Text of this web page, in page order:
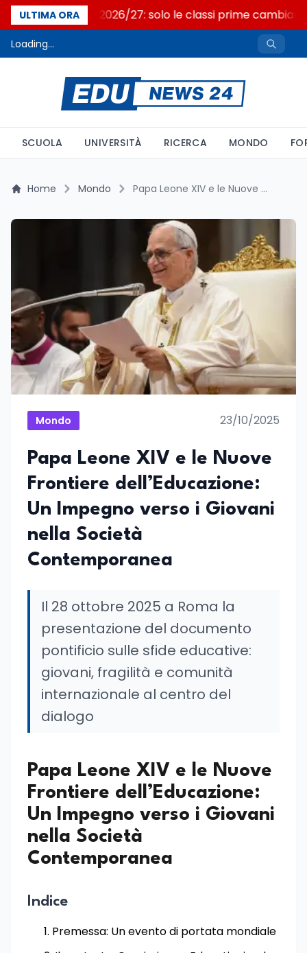
ULTIMA ORA
Nuovo curricolo 2026/27: solo le classi prime cambiano
Loading...
SCUOLA UNIVERSITÀ RICERCA MONDO
Home Mondo Papa Leone XIV e le Nuove Frontiere dell’Educazione: Un Impegno verso i Giovani nella Società Contemporanea
Mondo 23/10/2025
Papa Leone XIV e le Nuove
Frontiere dell’Educazione:
Un Impegno verso i Giovani
nella Società
Contemporanea
Il 28 ottobre 2025 a Roma la
presentazione del documento
pontificio sulle sfide educative:
giovani, fragilità e comunità
internazionale al centro del
dialogo
Papa Leone XIV e le Nuove
Frontiere dell’Educazione:
Un Impegno verso i Giovani
nella Società
Contemporanea
Indice
Premessa: Un evento di portata mondiale